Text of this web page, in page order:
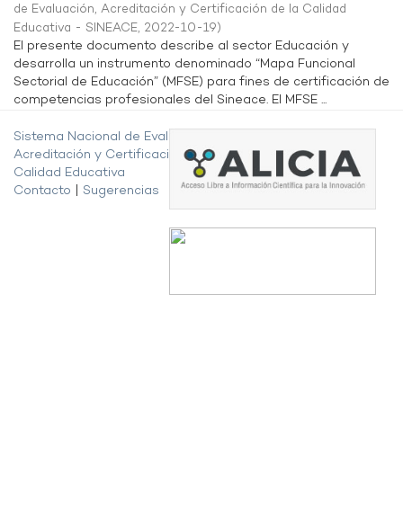
de Evaluación, Acreditación y Certificación de la Calidad
Educativa - SINEACE, 2022-10-19)
El presente documento describe al sector Educación y
desarrolla un instrumento denominado “Mapa Funcional
Sectorial de Educación” (MFSE) para fines de certificación de
competencias profesionales del Sineace. El MFSE ...
Sistema Nacional de Evaluación,
Acreditación y Certificación de la
Calidad Educativa
Contacto
Sugerencias